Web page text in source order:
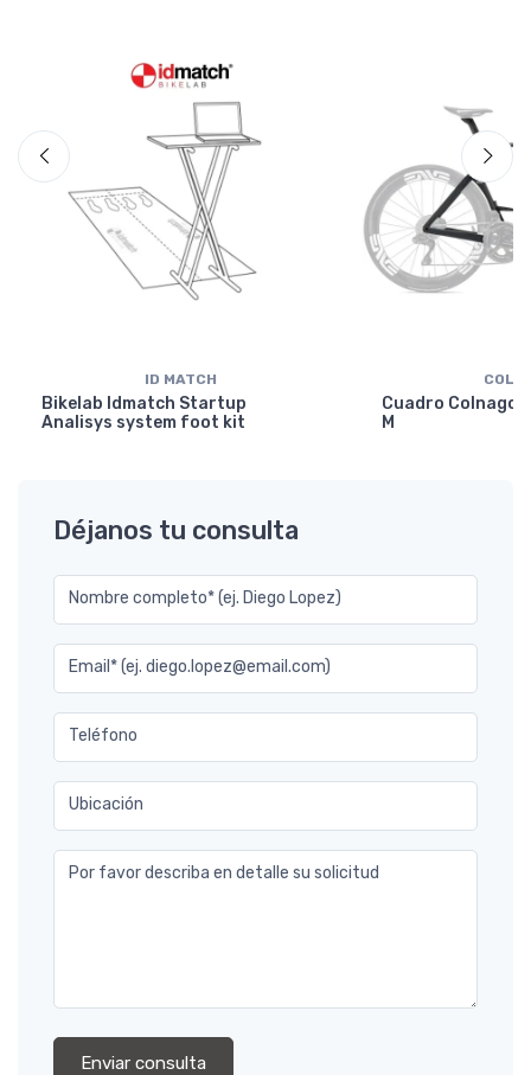
ID MATCH
Bikelab Idmatch Startup
Analisys system foot kit
Cuadro Colnago
M
Déjanos tu consulta
Nombre completo* (ej. Diego Lopez)
Email* (ej. diego.lopez@email.com)
Teléfono
Ubicación
Por favor describa en detalle su solicitud
Enviar consulta